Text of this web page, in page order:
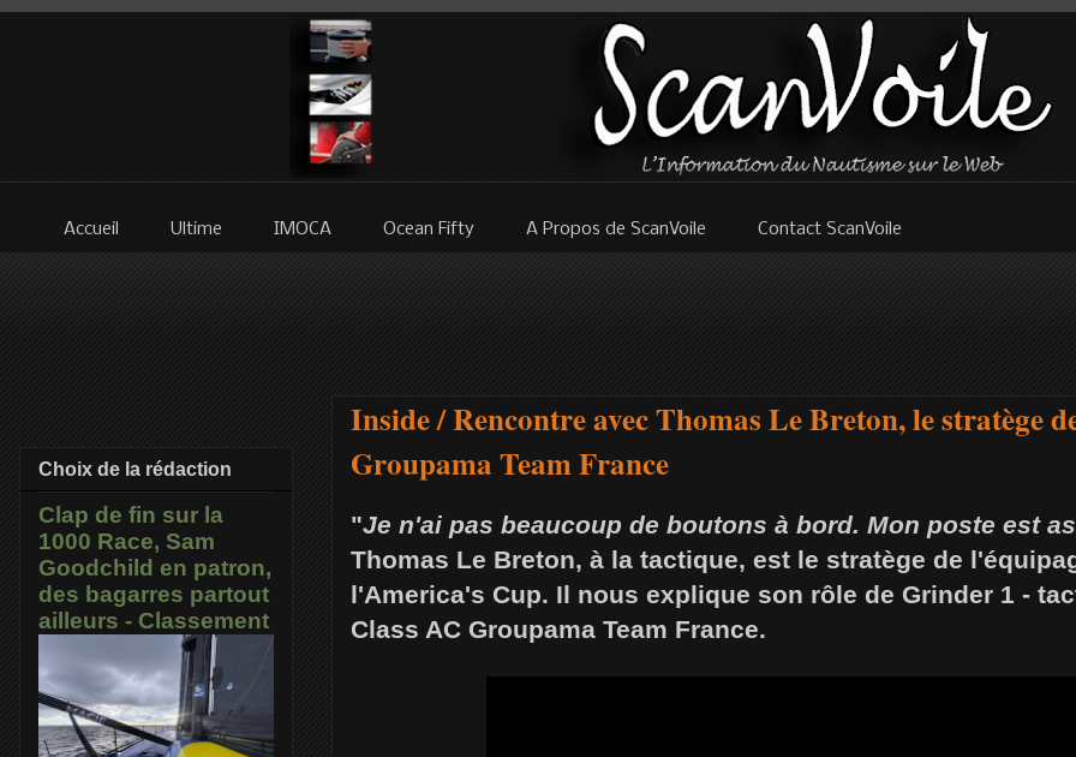
Accueil Ultime IMOCA Ocean Fifty A Propos de ScanVoile Contact ScanVoile
Inside / Rencontre avec Thomas Le Breton, le stratège
Groupama Team France
"Je n'ai pas beaucoup de boutons à bord. Mon poste est
Thomas Le Breton, à la tactique, est le stratège de
l'America's Cup. Il nous explique son rôle de Grinder 1 -
Class AC Groupama Team France.
Choix de la rédaction
Clap de fin sur la
1000 Race, Sam
Goodchild en patron,
des bagarres partout
ailleurs - Classement